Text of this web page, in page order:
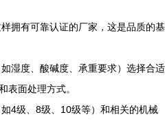
拥有可靠认证的厂家，这是品质的基
如湿度、酸碱度、承重要求）选择合适
表面处理方式。
4级、8级、10级等）和相关的机械